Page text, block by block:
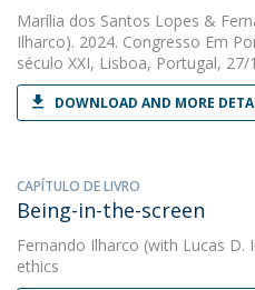
Marília dos Santos Lopes &
Ilharco). 2024. Congresso Em
século XXI, Lisboa, Portugal, 27/
DOWNLOAD AND MORE
CAPÍTULO DE LIVRO
Being-in-the-screen
Fernando Ilharco (with Lucas D.
ethics